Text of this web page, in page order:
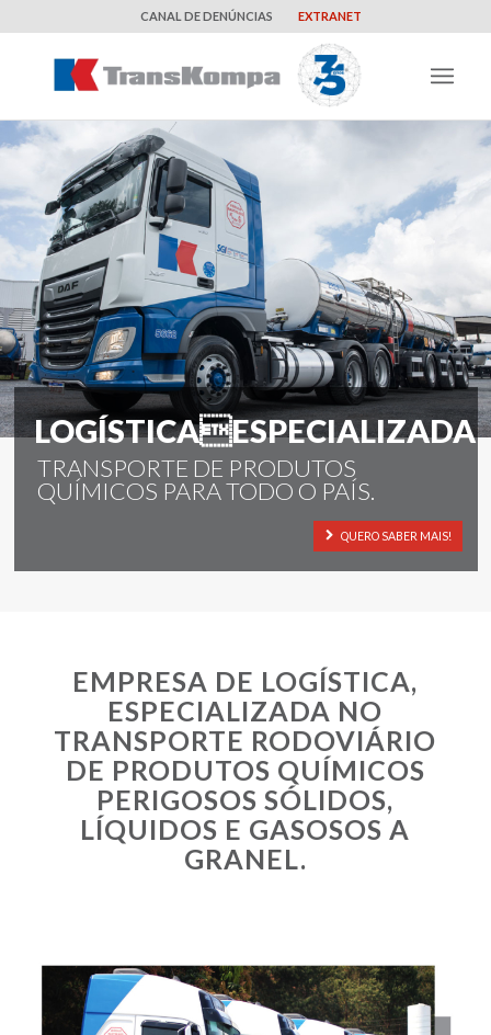
CANAL DE DENÚNCIAS EXTRANET
QUERO SABER MAIS!
LOGÍSTICAESPECIALIZADA
TRANSPORTE DE PRODUTOS
QUÍMICOS PARA TODO O PAÍS.
EMPRESA DE LOGÍSTICA,
ESPECIALIZADA NO
TRANSPORTE RODOVIÁRIO
DE PRODUTOS QUÍMICOS
PERIGOSOS SÓLIDOS,
LÍQUIDOS E GASOSOS A
GRANEL.